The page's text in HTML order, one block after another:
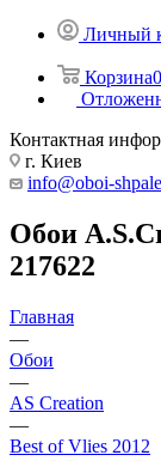
Личный
Корзина0
Контактная
г. Киев
info@oboi-
Обои
217622
Главная
—
Обои
—
AS Creation
—
Best of Vlies 2012